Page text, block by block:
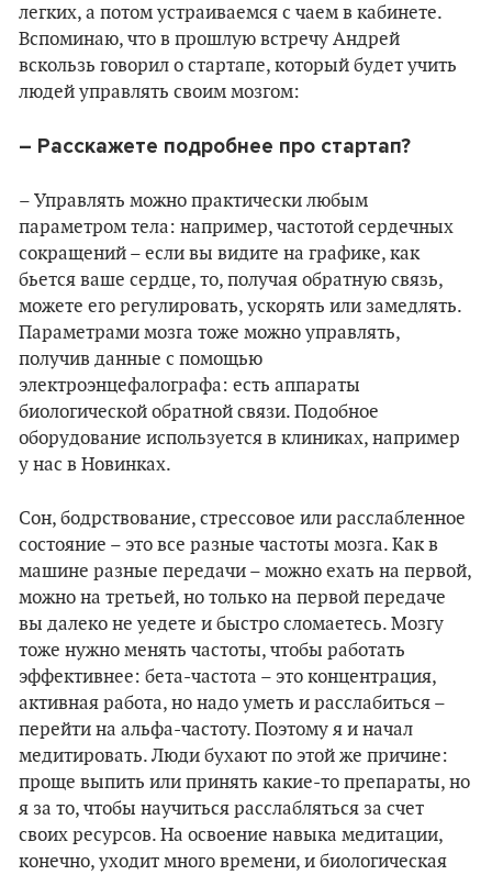
легких, а потом устраиваемся с чаем в кабинете.
Вспоминаю, что в прошлую встречу Андрей
вскользь говорил о стартапе, который будет учить
людей управлять своим мозгом:
– Расскажете подробнее про стартап?
– Управлять можно практически любым
параметром тела: например, частотой сердечных
сокращений – если вы видите на графике, как
бьется ваше сердце, то, получая обратную связь,
можете его регулировать, ускорять или замедлять.
Параметрами мозга тоже можно управлять,
получив данные с помощью
электроэнцефалографа: есть аппараты
биологической обратной связи. Подобное
оборудование используется в клиниках, например
у нас в Новинках.
Сон, бодрствование, стрессовое или расслабленное
состояние – это все разные частоты мозга. Как в
машине разные передачи – можно ехать на первой,
можно на третьей, но только на первой передаче
вы далеко не уедете и быстро сломаетесь. Мозгу
тоже нужно менять частоты, чтобы работать
эффективнее: бета-частота – это концентрация,
активная работа, но надо уметь и расслабиться –
перейти на альфа-частоту. Поэтому я и начал
медитировать. Люди бухают по этой же причине:
проще выпить или принять какие-то препараты, но
я за то, чтобы научиться расслабляться за счет
своих ресурсов. На освоение навыка медитации,
конечно, уходит много времени, и биологическая